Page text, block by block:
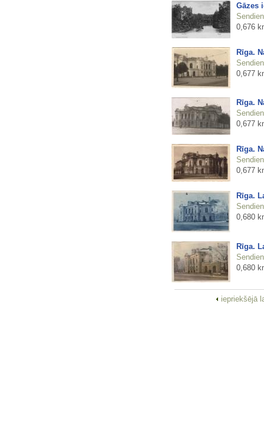
Gāzes
0,676
Rīga.
0,677
Rīga.
0,677
Rīga.
0,677
Rīga.
0,680
Rīga.
0,680
iepriekšējā